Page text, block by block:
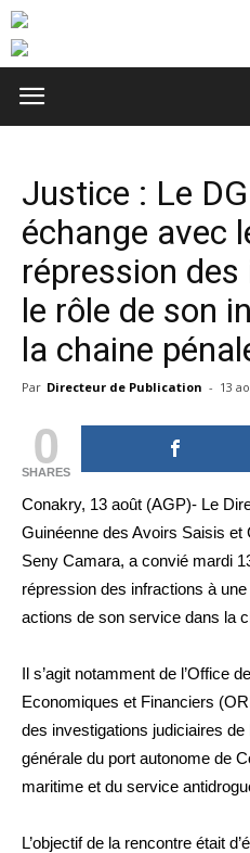
Justice : Le DG
échange avec
répression
le rôle de son
la chaine
Par Directeur de Publication - 13
0
SHARES
Conakry, 13 août (AGP)- Le
Guinéenne des Avoirs Saisis
Seny Camara, a convié mardi
répression des infractions à une
actions de son service dans la
Il s’agit notamment de l’Office
Economiques et Financiers
des investigations judiciaires
générale du port autonome de
maritime et du service
L’objectif de la rencontre était